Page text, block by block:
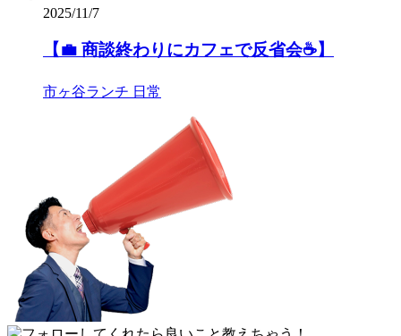
2025/11/7
【💼 商談終わりにカフェで反省会☕️】
市ヶ谷ランチ 日常